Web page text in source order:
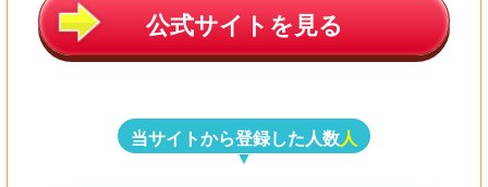
公式サイトを見る
当サイトから登録した人数人